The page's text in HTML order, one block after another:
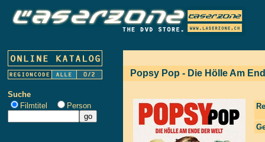
Suche
Filmtitel
Person
Popsy Pop - Die Hölle Am